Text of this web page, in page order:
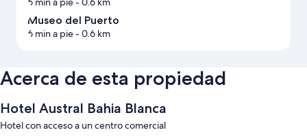
Museo del Puerto
6 min a pie- 0.6 km
Acerca de esta propiedad
Hotel Austral Bahia Blanca
Hotel con acceso a un centro comercial